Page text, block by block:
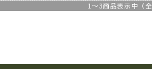
1 ～3商品表示中（全